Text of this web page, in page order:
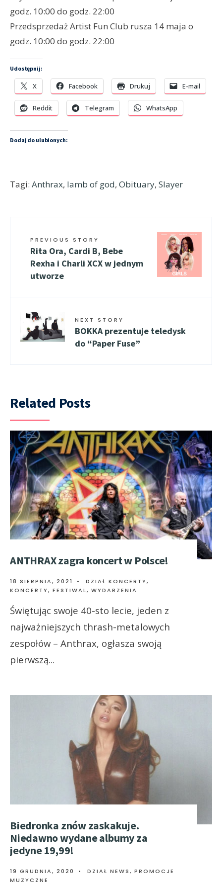
godz. 10:00 do godz. 22:00
Przedsprzedaż Artist Fun Club rusza 14 maja o
godz. 10:00 do godz. 22:00
Udostępnij:
X Facebook Drukuj E-mail
Reddit Telegram WhatsApp
Dodaj do ulubionych:
Tagi: Anthrax, lamb of god, Obituary, Slayer
PREVIOUS STORY
Rita Ora, Cardi B, Bebe
Rexha i Charli XCX w jednym
utworze
NEXT STORY
BOKKA prezentuje teledysk
do “Paper Fuse”
Related Posts
ANTHRAX zagra koncert w Polsce!
18 SIERPNIA, 2021 • DZIAŁ KONCERTY,
KONCERTY, FESTIWAL, WYDARZENIA
Świętując swoje 40-sto lecie, jeden z
najważniejszych thrash-metalowych
zespołów – Anthrax, ogłasza swoją
pierwszą...
Biedronka znów zaskakuje.
Niedawno wydane albumy za
jedyne 19,99!
19 GRUDNIA, 2020 • DZIAŁ NEWS, PROMOCJE
MUZYCZNE